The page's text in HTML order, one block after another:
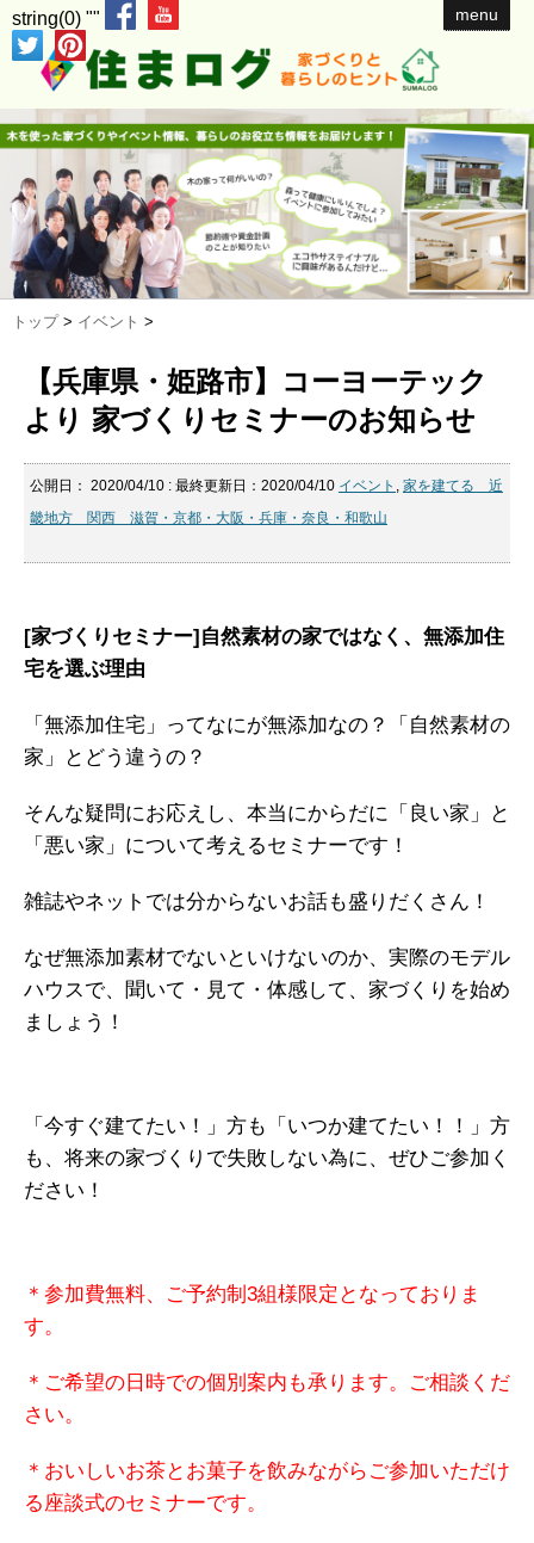
string(0) "" menu
トップ > イベント >
【兵庫県・姫路市】コーヨーテック
より 家づくりセミナーのお知らせ
公開日： 2020/04/10 : 最終更新日：2020/04/10 イベント , 家を建てる 近
畿地方 関西 滋賀・京都・大阪・兵庫・奈良・和歌山
[家づくりセミナー]自然素材の家ではなく、無添加住
宅を選ぶ理由
「無添加住宅」ってなにが無添加なの？「自然素材の
家」とどう違うの？
そんな疑問にお応えし、本当にからだに「良い家」と
「悪い家」について考えるセミナーです！
雑誌やネットでは分からないお話も盛りだくさん！
なぜ無添加素材でないといけないのか、実際のモデル
ハウスで、聞いて・見て・体感して、家づくりを始め
ましょう！
「今すぐ建てたい！」方も「いつか建てたい！！」方
も、将来の家づくりで失敗しない為に、ぜひご参加く
ださい！
＊参加費無料、ご予約制3組様限定となっておりま
す。
＊ご希望の日時での個別案内も承ります。ご相談くだ
さい。
＊おいしいお茶とお菓子を飲みながらご参加いただけ
る座談式のセミナーです。